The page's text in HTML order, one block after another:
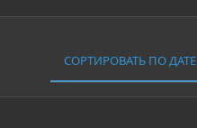
СОРТИРОВАТЬ ПО ДАТЕ